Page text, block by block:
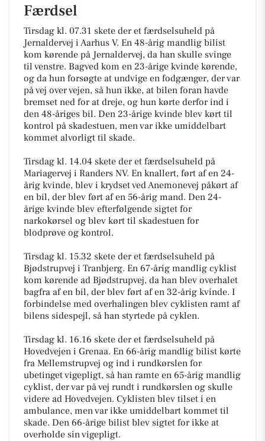
Færdsel
Tirsdag kl. 07.31 skete der et færdselsuheld på
Jernaldervej i Aarhus V. En 48-årig mandlig bilist
kom kørende på Jernaldervej, da han skulle svinge
til venstre. Bagved kom en 23-årige kvinde kørende,
og da hun forsøgte at undvige en fodgænger, der var
på vej over vejen, så hun ikke, at bilen foran havde
bremset ned for at dreje, og hun kørte derfor ind i
den 48-åriges bil. Den 23-årige kvinde blev kørt til
kontrol på skadestuen, men var ikke umiddelbart
kommet alvorligt til skade.
Tirsdag kl. 14.04 skete der et færdselsuheld på
Mariagervej i Randers NV. En knallert, ført af en 24-
årig kvinde, blev i krydset ved Anemonevej påkørt af
en bil, der blev ført af en 56-årig mand. Den 24-
årige kvinde blev efterfølgende sigtet for
narkokørsel og blev kørt til skadestuen for
blodprøve og kontrol.
Tirsdag kl. 15.32 skete der et færdselsuheld på
Bjødstrupvej i Tranbjerg. En 67-årig mandlig cyklist
kom kørende ad Bjødstrupvej, da han blev overhalet
bagfra af en bil, der blev ført af en 32-årig kvinde. I
forbindelse med overhalingen blev cyklisten ramt af
bilens sidespejl, så han styrtede på cyklen.
Tirsdag kl. 16.16 skete der et færdselsuheld på
Hovedvejen i Grenaa. En 66-årig mandlig bilist kørte
fra Mellemstrupvej og ind i rundkørslen for
ubetinget vigepligt, så han ramte en 65-årig mandlig
cyklist, der var på vej rundt i rundkørslen og skulle
videre ad Hovedvejen. Cyklisten blev tilset i en
ambulance, men var ikke umiddelbart kommet til
skade. Den 66-årige bilist blev sigtet for ikke at
overholde sin vigepligt.